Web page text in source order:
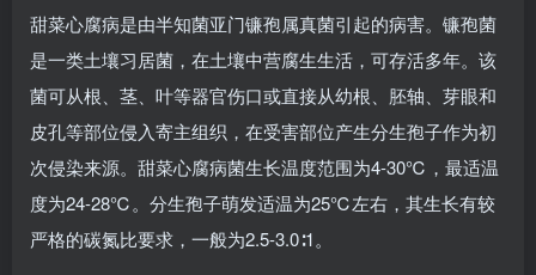
甜菜心腐病是由半知菌亚门镰孢属真菌引起的病害。镰孢菌
是一类土壤习居菌，在土壤中营腐生生活，可存活多年。该
菌可从根、茎、叶等器官伤口或直接从幼根、胚轴、芽眼和
皮孔等部位侵入寄主组织，在受害部位产生分生孢子作为初
次侵染来源。甜菜心腐病菌生长温度范围为4-30℃，最适温
度为24-28℃。分生孢子萌发适温为25℃左右，其生长有较
严格的碳氮比要求，一般为2.5-3.0∶1。